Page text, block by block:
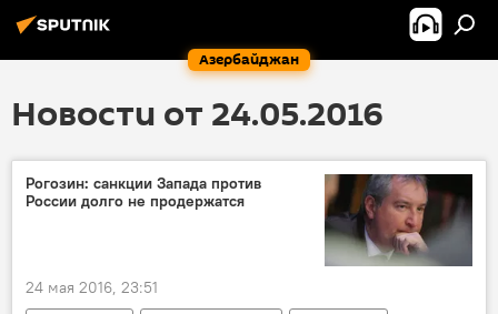
Азербайджан
Новости от 24.05.2016
Рогозин: санкции Запада против
России долго не продержатся
24 мая 2016, 23:51